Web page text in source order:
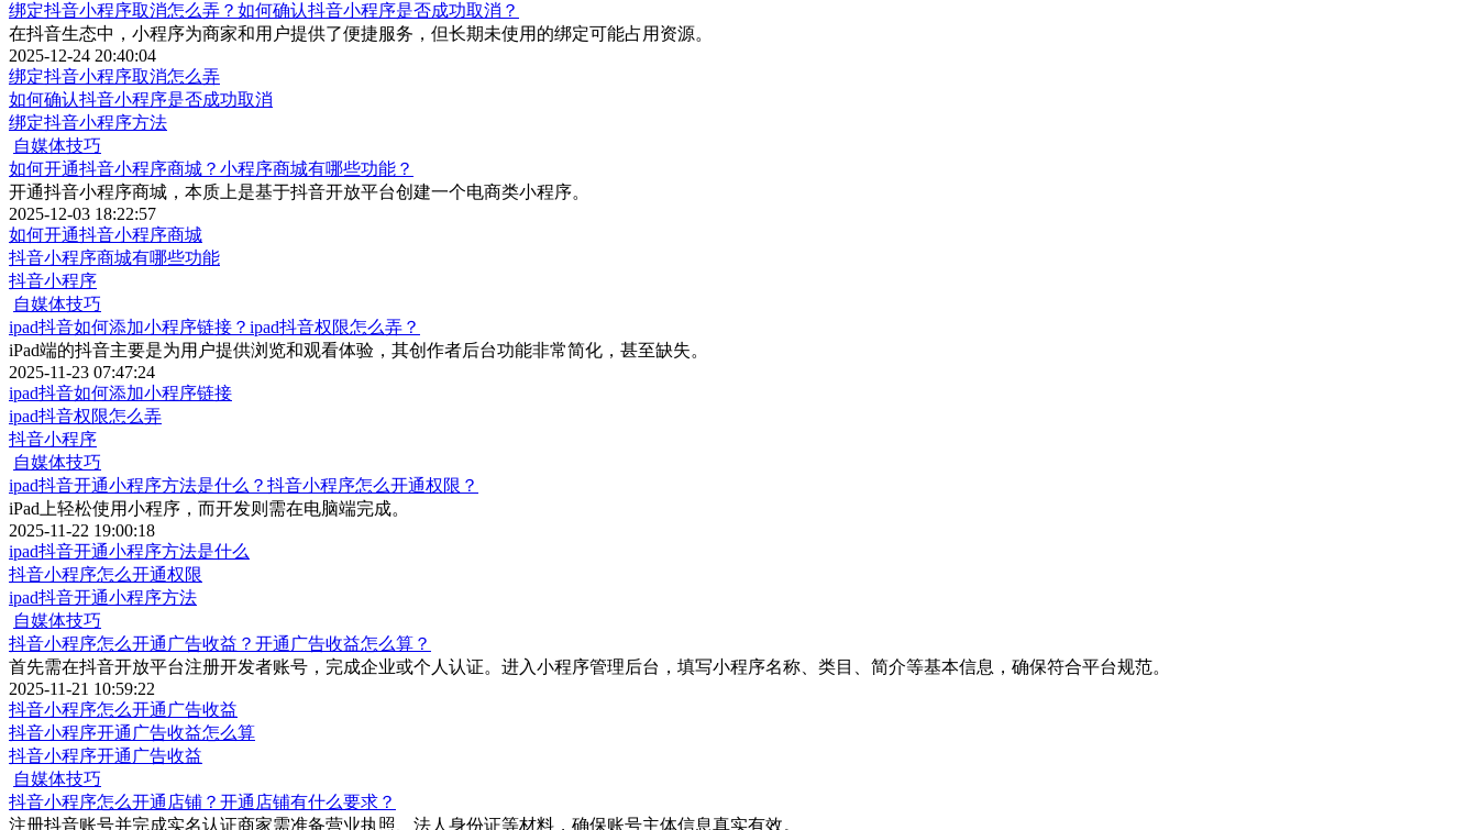
绑定抖音小程序取消怎么弄？如何确认抖音小程序是否成功取消？
在抖音生态中，小程序为商家和用户提供了便捷服务，但长期未使用的绑定可能占用资源。
2025-12-24 20:40:04
绑定抖音小程序取消怎么弄
如何确认抖音小程序是否成功取消
绑定抖音小程序方法
自媒体技巧
如何开通抖音小程序商城？小程序商城有哪些功能？
开通抖音小程序商城，本质上是基于抖音开放平台创建一个电商类小程序。
2025-12-03 18:22:57
如何开通抖音小程序商城
抖音小程序商城有哪些功能
抖音小程序
自媒体技巧
ipad抖音如何添加小程序链接？ipad抖音权限怎么弄？
iPad端的抖音主要是为用户提供浏览和观看体验，其创作者后台功能非常简化，甚至缺失。
2025-11-23 07:47:24
ipad抖音如何添加小程序链接
ipad抖音权限怎么弄
抖音小程序
自媒体技巧
ipad抖音开通小程序方法是什么？抖音小程序怎么开通权限？
iPad上轻松使用小程序，而开发则需在电脑端完成。
2025-11-22 19:00:18
ipad抖音开通小程序方法是什么
抖音小程序怎么开通权限
ipad抖音开通小程序方法
自媒体技巧
抖音小程序怎么开通广告收益？开通广告收益怎么算？
首先需在抖音开放平台注册开发者账号，完成企业或个人认证。进入小程序管理后台，填写小程序名称、类目、简介等基本信息，确保符合平台规范。
2025-11-21 10:59:22
抖音小程序怎么开通广告收益
抖音小程序开通广告收益怎么算
抖音小程序开通广告收益
自媒体技巧
抖音小程序怎么开通店铺？开通店铺有什么要求？
注册抖音账号并完成实名认证​商家需准备营业执照、法人身份证等材料，确保账号主体信息真实有效。